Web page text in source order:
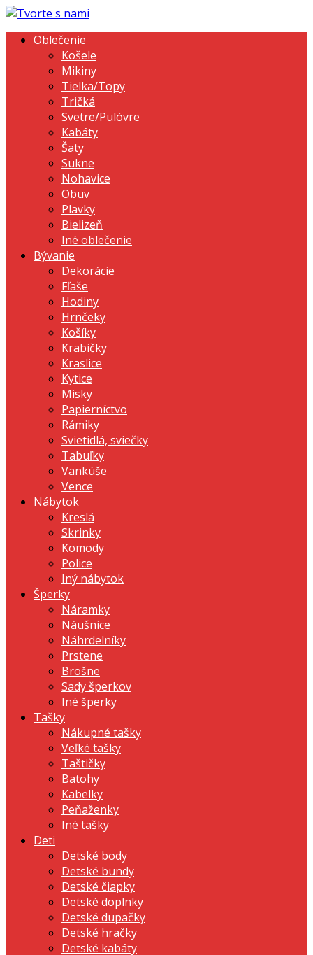
Oblečenie
Košele
Mikiny
Tielka/Topy
Tričká
Svetre/Pulóvre
Kabáty
Šaty
Sukne
Nohavice
Obuv
Plavky
Bielizeň
Iné oblečenie
Bývanie
Dekorácie
Fľaše
Hodiny
Hrnčeky
Košíky
Krabičky
Kraslice
Kytice
Misky
Papierníctvo
Rámiky
Svietidlá, sviečky
Tabuľky
Vankúše
Vence
Nábytok
Kreslá
Skrinky
Komody
Police
Iný nábytok
Šperky
Náramky
Náušnice
Náhrdelníky
Prstene
Brošne
Sady šperkov
Iné šperky
Tašky
Nákupné tašky
Veľké tašky
Taštičky
Batohy
Kabelky
Peňaženky
Iné tašky
Deti
Detské body
Detské bundy
Detské čiapky
Detské doplnky
Detské dupačky
Detské hračky
Detské kabáty